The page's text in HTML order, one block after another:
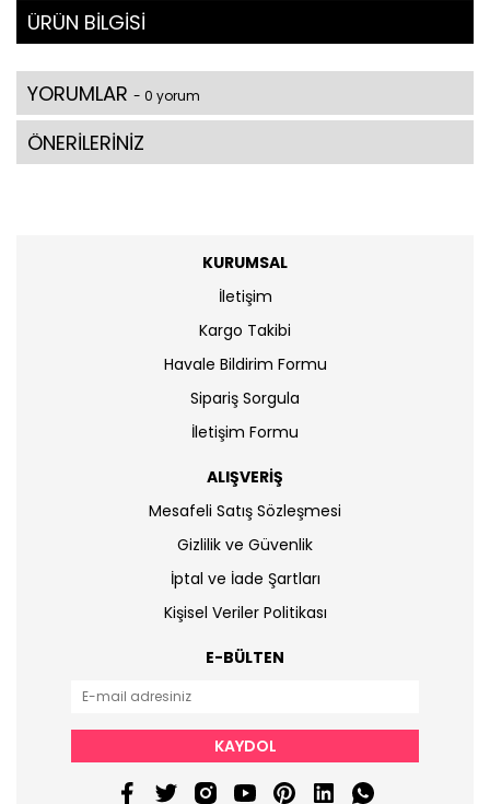
ÜRÜN BİLGİSİ
YORUMLAR - 0 yorum
ÖNERİLERİNİZ
KURUMSAL
İletişim
Kargo Takibi
Havale Bildirim Formu
Sipariş Sorgula
İletişim Formu
ALIŞVERİŞ
Mesafeli Satış Sözleşmesi
Gizlilik ve Güvenlik
İptal ve İade Şartları
Kişisel Veriler Politikası
E-BÜLTEN
KAYDOL